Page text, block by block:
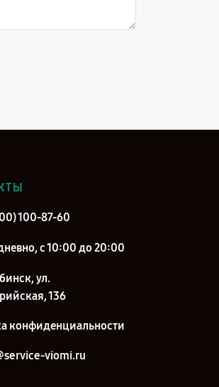
100-87-60
с 10:00 до 20:00
ул.
136
конфиденциальности
viomi.ru